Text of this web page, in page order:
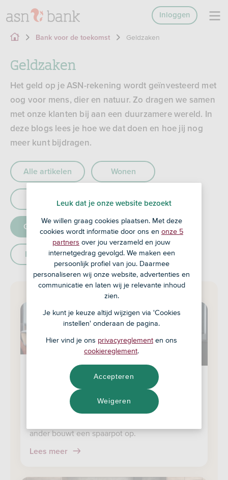
Inloggen
Bank voor de toekomst Geldzaken
Geldzaken
Het geld op je ASN-rekening wordt geïnvesteerd met
oog voor mens, dier en natuur. Zo dragen we samen
met onze klanten bij aan een duurzamere wereld. In
deze blogs lees je hoe we dat doen en hoe jij nog
meer kunt bijdragen.
Alle artikelen Wonen
Biodiversiteit
Geldzaken Mensenrechten
Beleggen
Koffie & Knaken: Gijs & Maartje
Benieuwd hoe anderen hun financiën regelen?
Gijs en Maartje gaan totaal verschillend met
ander bouwt een spaarpot op.
Lees meer
Leuk dat je onze website bezoekt
We willen graag cookies plaatsen. Met deze
cookies wordt informatie door ons en onze 5
partners over jou verzameld en jouw
internetgedrag gevolgd. We maken een
persoonlijk profiel van jou. Daarmee
personaliseren wij onze website, advertenties en
communicatie en laten wij je relevante inhoud
zien.
Je kunt je keuze altijd wijzigen via 'Cookies
instellen' onderaan de pagina.
Hier vind je ons privacyreglement en ons
cookiereglement.
Weigeren
Accepteren